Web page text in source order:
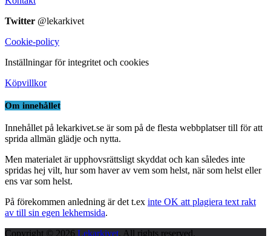
Twitter @lekarkivet
Cookie-policy
Inställningar för integritet och cookies
Köpvillkor
Om innehållet
Innehållet på lekarkivet.se är som på de flesta webbplatser till för att
sprida allmän glädje och nytta.
Men materialet är upphovsrättsligt skyddat och kan således inte
spridas hej vilt, hur som haver av vem som helst, när som helst eller
ens var som helst.
På förekommen anledning är det t.ex inte OK att plagiera text rakt
av till sin egen lekhemsida.
Copyright © 2026 Lekarkivet. All rights reserved.